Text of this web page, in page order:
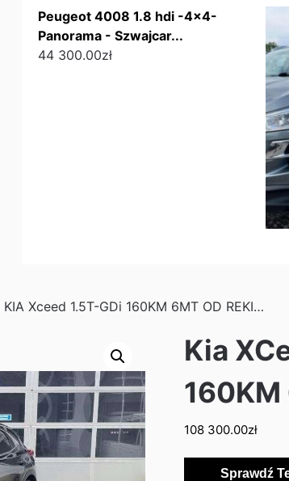
Peugeot 4008 1.8 hdi -4x4-
Panorama - Szwajcar...
44 300.00zł
Xceed 1.5T-GDi 160KM 6MT OD REKI…
Kia
160KM
108 300.00zł
Sprawdź